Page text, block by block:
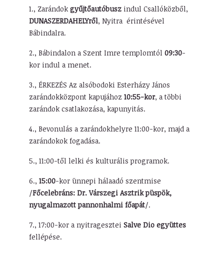
1., Zarándok gyűjtőautóbuszindul Csallóközből,
DUNASZERDAHELYről, Nyitra érintésével
Bábindalra.
2., Bábindalon a Szent Imre templomtól 09:30-
kor indul a menet.
3., ÉRKEZÉS Az alsóbodoki Esterházy János
zarándokközpont kapujához 10:55-kor, a többi
zarándok csatlakozása, kapunyitás.
4., Bevonulás a zarándokhelyre 11:00-kor, majd a
zarándokok fogadása.
5., 11:00-től lelki és kulturális programok.
6., 15:00-kor ünnepi hálaadó szentmise
/Főcelebráns: Dr. Várszegi Asztrik püspök,
nyugalmazott pannonhalmi főapát/.
7., 17:00-kor a nyitragesztei Salve Dio együttes
fellépése.